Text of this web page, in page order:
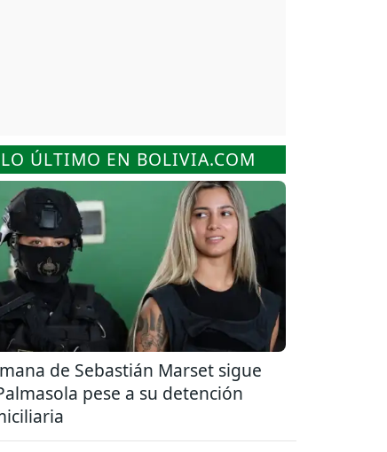
LO ÚLTIMO EN BOLIVIA.COM
de Sebastián Marset sigue
pese a su detención